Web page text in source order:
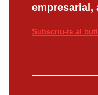
empresarial,
Subscriu-te al